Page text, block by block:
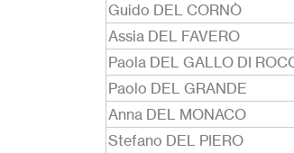
Guido DEL CORNÒ
Assia DEL FAVERO
Paola DEL GALLO DI
Paolo DEL GRANDE
Anna DEL MONACO
Stefano DEL PIERO